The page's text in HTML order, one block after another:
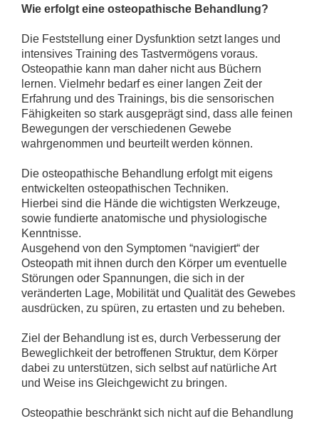
Wie erfolgt eine osteopathische Behandlung?
Die Feststellung einer Dysfunktion setzt langes und
intensives Training des Tastvermögens voraus.
Osteopathie kann man daher nicht aus Büchern
lernen. Vielmehr bedarf es einer langen Zeit der
Erfahrung und des Trainings, bis die sensorischen
Fähigkeiten so stark ausgeprägt sind, dass alle feinen
Bewegungen der verschiedenen Gewebe
wahrgenommen und beurteilt werden können.
Die osteopathische Behandlung erfolgt mit eigens
entwickelten osteopathischen Techniken.
Hierbei sind die Hände die wichtigsten Werkzeuge,
sowie fundierte anatomische und physiologische
Kenntnisse.
Ausgehend von den Symptomen “navigiert“ der
Osteopath mit ihnen durch den Körper um eventuelle
Störungen oder Spannungen, die sich in der
veränderten Lage, Mobilität und Qualität des Gewebes
ausdrücken, zu spüren, zu ertasten und zu beheben.
Ziel der Behandlung ist es, durch Verbesserung der
Beweglichkeit der betroffenen Struktur, dem Körper
dabei zu unterstützen, sich selbst auf natürliche Art
und Weise ins Gleichgewicht zu bringen.
Osteopathie beschränkt sich nicht auf die Behandlung